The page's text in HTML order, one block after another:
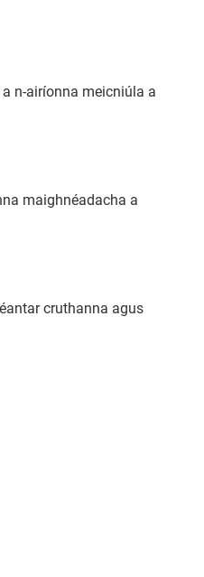
n-airíonna meicniúla a
maighnéadacha a
cruthanna agus